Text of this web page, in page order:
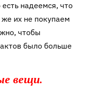
надеемся, что
их не покупаем
чтобы
было больше
вещи.